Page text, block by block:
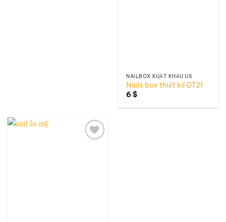
NAILBOX XUẤT KHẨU US
Nails box thiết kế DT21
6$